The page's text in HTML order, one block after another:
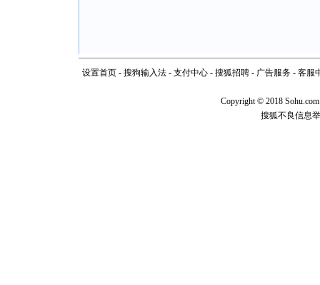
设置首页- 搜狗输入法- 支付中心- 搜狐招聘- 广告服务- 客服
Copyright© 2018
搜狐不良信息